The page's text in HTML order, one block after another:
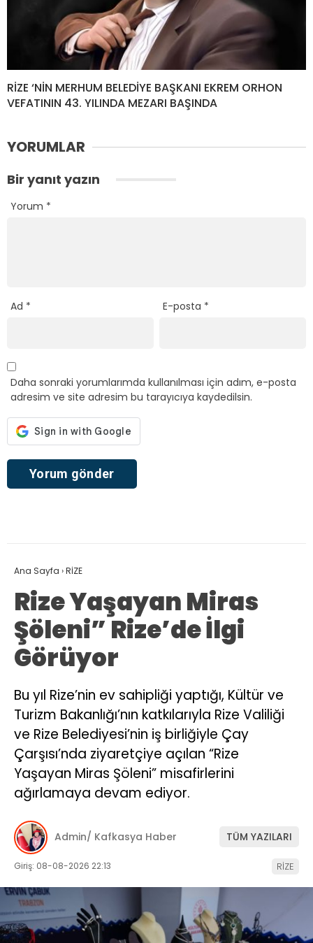
RİZE ‘NİN MERHUM BELEDİYE BAŞKANI EKREM ORHON
VEFATININ 43. YILINDA MEZARI BAŞINDA
YORUMLAR
Bir yanıt yazın
Yorum *
Ad * E-posta *
Daha sonraki yorumlarımda kullanılması için adım, e-posta
adresim ve site adresim bu tarayıcıya kaydedilsin.
Ana Sayfa ›RİZE
Rize Yaşayan Miras
Şöleni” Rize’de İlgi
Görüyor
Bu yıl Rize’nin ev sahipliği yaptığı, Kültür ve
Turizm Bakanlığı’nın katkılarıyla Rize Valiliği
ve Rize Belediyesi’nin iş birliğiyle Çay
Çarşısı’nda ziyaretçiye açılan “Rize
Yaşayan Miras Şöleni” misafirlerini
ağırlamaya devam ediyor.
Admin/ Kafkasya Haber TÜM YAZILARI
Giriş: 08-08-2026 22:13 RİZE